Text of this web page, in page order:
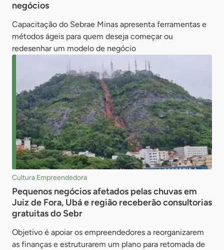
negócios
Capacitação do Sebrae Minas apresenta ferramentas e
métodos ágeis para quem deseja começar ou
redesenhar um modelo de negócio
Cultura Empreendedora
Pequenos negócios afetados pelas chuvas em
Juiz de Fora, Ubá e região receberão consultorias
gratuitas do Sebr
Objetivo é apoiar os empreendedores a reorganizarem
as finanças e estruturarem um plano para retomada de